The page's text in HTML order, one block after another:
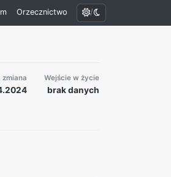
Orzecznictwo /
zmiana Wejście w życie
brak danych